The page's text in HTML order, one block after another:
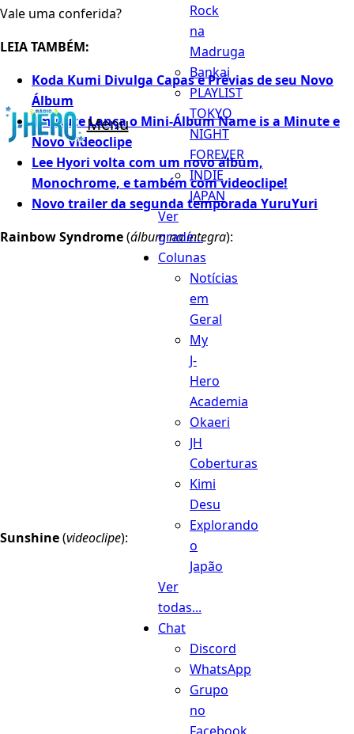
Menu
Rock
na
Madruga
Bankai
PLAYLIST
TOKYO
NIGHT
FOREVER
INDIE
JAPAN
Ver
grade...
Colunas
Notícias
em
Geral
My
J-
Hero
Academia
Okaeri
JH
Coberturas
Kimi
Desu
Explorando
o
Japão
Ver
todas...
Chat
Discord
WhatsApp
Grupo
no
Vale uma conferida?
LEIA TAMBÉM:
Koda Kumi Divulga Capas e Prévias de seu Novo
Álbum
4minute Lança o Mini-Álbum Name is a Minute e
Novo Videoclipe
Lee Hyori volta com um novo álbum,
Monochrome, e também com videoclipe!
Novo trailer da segunda temporada YuruYuri
Rainbow Syndrome(álbum na íntegra):
Sunshine(videoclipe):